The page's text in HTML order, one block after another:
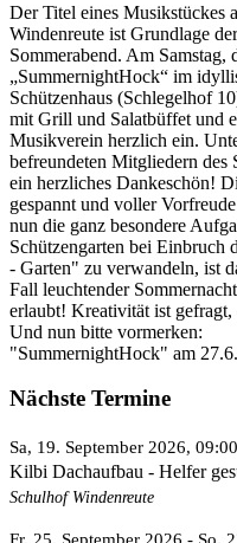
Der Titel eines Musikstückes
Windenreute ist Grundlage
Sommerabend. Am
„SummernightHock“ im
Schützenhaus (Schlegelhof
mit Grill und Salatbüffet und
Musikverein herzlich ein.
befreundeten Mitgliedern des
ein herzliches Dankeschön!
gespannt und voller
nun die ganz besondere
Schützengarten bei
- Garten" zu verwandeln, ist
Fall leuchtender
erlaubt! Kreativität ist gefragt,
Und nun bitte vormerken:
"SummernightHock" am
Nächste Termine
Sa, 19. September 2026, 09:00
Kilbi Dachaufbau - Helfer
Schulhof Windenreute
Fr, 25. September 2026 - So,